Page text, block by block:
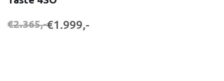
€2.365,-€1.999,-